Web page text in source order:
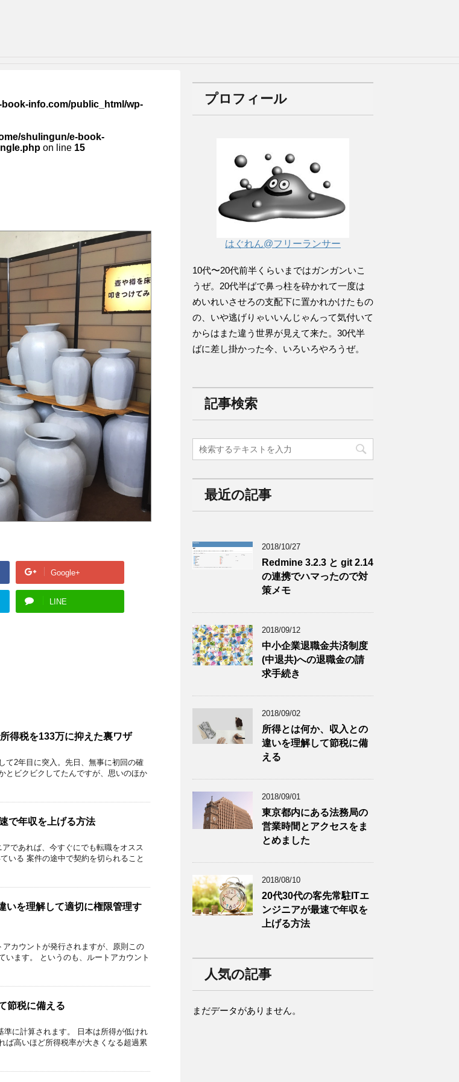
info.com/public_html/wp-
shulingun/e-book-
on line 15
Google+
LINE
得税を133万に抑えた裏ワザ
て2年目に突入。先日、無事に初回の確
とビクビクしてたんですが、思いのほか
で年収を上げる方法
であれば、今すぐにでも転職をオスス
いる 案件の途中で契約を切られること
いを理解して適切に権限管理す
カウントが発行されますが、原則この
います。 というのも、ルートアカウント
節税に備える
準に計算されます。 日本は所得が低けれ
ば高いほど所得税率が大きくなる超過累
プロフィール
はぐれん@フリーランサー
10代〜20代前半くらいまではガンガンいこ
うぜ。20代半ばで鼻っ柱を砕かれて一度は
めいれいさせろの支配下に置かれかけたもの
の、いや逃げりゃいいんじゃんって気付いて
からはまた違う世界が見えて来た。30代半
ばに差し掛かった今、いろいろやろうぜ。
記事検索
最近の記事
2018/10/27
Redmine 3.2.3 と git 2.14
の連携でハマったので対
策メモ
2018/09/12
中小企業退職金共済制度
(中退共)への退職金の請
求手続き
2018/09/02
所得とは何か、収入との
違いを理解して節税に備
える
2018/09/01
東京都内にある法務局の
営業時間とアクセスをま
とめました
2018/08/10
20代30代の客先常駐ITエ
ンジニアが最速で年収を
上げる方法
人気の記事
まだデータがありません。